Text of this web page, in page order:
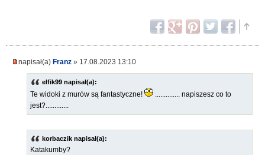
napisał(a) Franz » 17.08.2023 13:10
elfik99 napisał(a):
Te widoki z murów są fantastyczne!
.............. napiszesz co to
jest?.............
korbaczik napisał(a):
Katakumby?